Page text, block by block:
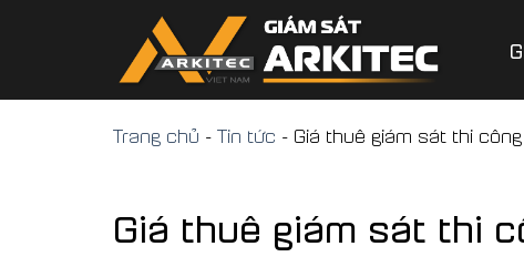
Trang chủ - Tin tức - Giá thuê giám sát thi
Giá thuê giám sát thi